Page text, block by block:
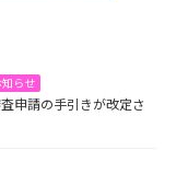
知らせ
申請の手引きが改定さ